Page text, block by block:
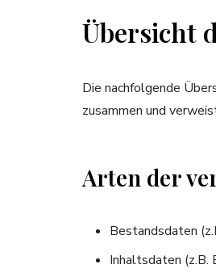
Übersicht
Die nachfolgende
zusammen und
Arten der
Bestandsdaten
Inhaltsdaten (z.B.